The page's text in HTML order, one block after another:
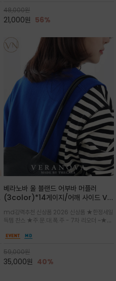
용도 높은 아이템
48,000원
21,000원 56%
베라노바 울 블랜드 어부바 머플러
(3color)*14게이지/어깨 사이드 VN
잡는 감각적인 레이어드 니트 어부바숄/
뒷면의 은은한 V자 조직감과 부드러운
터치감으로 완성도를 높였으며, 단조로
md강력추천 신상품 2026 신상품 ★한정세일
득템 찬스 ★주.문.대.폭.주 - 7차 리오더 ~★셔
인트를 주기 좋으며, 소매 끝단에 위치한 실버
스러움을 동시에
59,000원
35,000원 40%